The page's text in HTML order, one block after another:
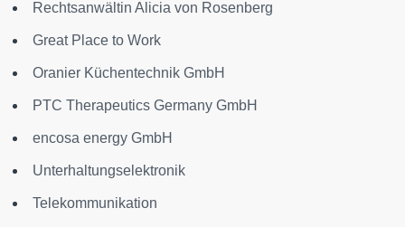
Rechtsanwältin Alicia von Rosenberg
Great Place to Work
Oranier Küchentechnik GmbH
PTC Therapeutics Germany GmbH
encosa energy GmbH
Unterhaltungselektronik
Telekommunikation